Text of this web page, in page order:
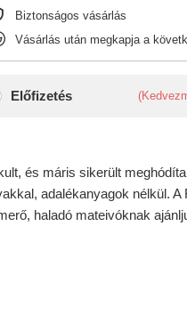
Előfizetés
Biztonságos vásárlás
Vásárlás után megkapja a
és máris sikerült
adalékanyagok nélkül. A
haladó mateivóknak